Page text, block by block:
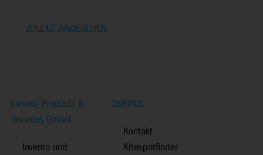
ZULETZT ANGESEHEN
Invento Products &
Services GmbH
Invento und
SERVICE
Kontakt
Kitespotfinder